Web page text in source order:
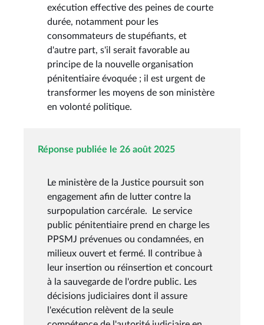
exécution effective des peines de courte
durée, notamment pour les
consommateurs de stupéfiants, et
d'autre part, s'il serait favorable au
principe de la nouvelle organisation
pénitentiaire évoquée ; il est urgent de
transformer les moyens de son ministère
en volonté politique.
Réponse publiée le 26 août 2025
Le ministère de la Justice poursuit son
engagement afin de lutter contre la
surpopulation carcérale. Le service
public pénitentiaire prend en charge les
PPSMJ prévenues ou condamnées, en
milieux ouvert et fermé. Il contribue à
leur insertion ou réinsertion et concourt
à la sauvegarde de l'ordre public. Les
décisions judiciaires dont il assure
l'exécution relèvent de la seule